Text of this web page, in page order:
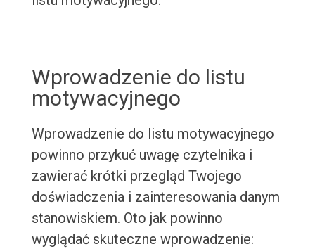
Wprowadzenie do listu
motywacyjnego
Wprowadzenie do listu motywacyjnego
powinno przykuć uwagę czytelnika i
zawierać krótki przegląd Twojego
doświadczenia i zainteresowania danym
stanowiskiem. Oto jak powinno
wyglądać skuteczne wprowadzenie: